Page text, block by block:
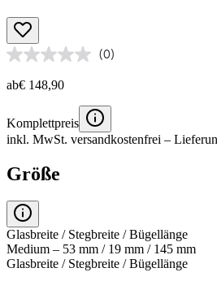
(0)
ab€ 148,90
Komplettpreis
inkl. MwSt. versandkostenfrei –
Größe
Glasbreite / Stegbreite / Bügellänge
Medium – 53 mm / 19 mm / 145 mm
Glasbreite / Stegbreite / Bügellänge